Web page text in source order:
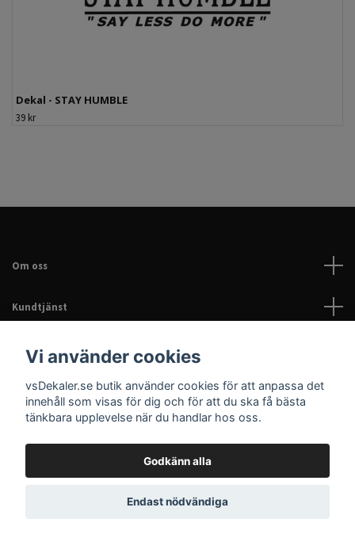
Dekal - STAY HUMBLE
39 kr
Om oss
Kundtjänst
Läs mer
Sociala medier
© 2026 Dekaler för bil, EPA & hem | Personliga dekaler |
Vi använder cookies
vsDekaler.se butik använder cookies för att anpassa det
innehåll som visas för dig och för att du ska få bästa
tänkbara upplevelse när du handlar hos oss.
Godkänn alla
Endast nödvändiga